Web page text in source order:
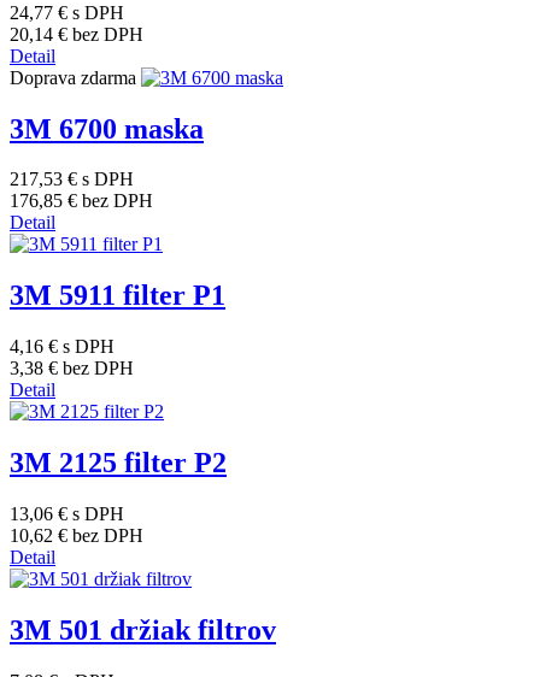
24,77 € s DPH
20,14 € bez DPH
Detail
Doprava zdarma
3M 6700 maska
217,53 € s DPH
176,85 € bez DPH
Detail
3M 5911 filter P1
4,16 € s DPH
3,38 € bez DPH
Detail
3M 2125 filter P2
13,06 € s DPH
10,62 € bez DPH
Detail
3M 501 držiak filtrov